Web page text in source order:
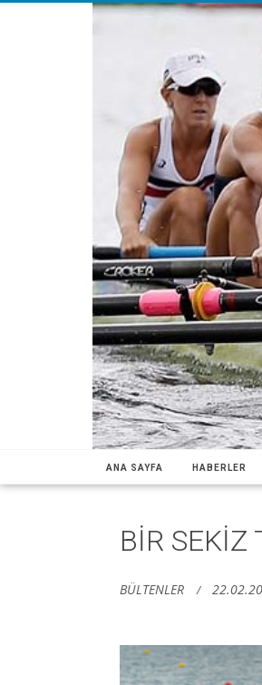
ANA SAYFA HABERLER
BİR SEKİZ
BÜLTENLER